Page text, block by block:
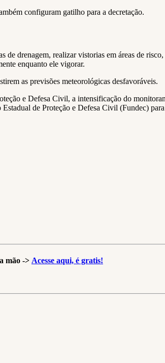
configuram gatilho para a decretação.
drenagem, realizar vistorias em áreas de
enquanto ele vigorar.
as previsões meteorológicas desfavoráveis.
e Defesa Civil, a intensificação do
de Proteção e Defesa Civil (Fundec)
mão -> Acesse aqui, é gratis!